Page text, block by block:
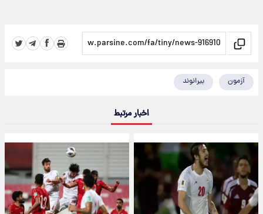
آزمون بیرانوند
اخبار مرتبط